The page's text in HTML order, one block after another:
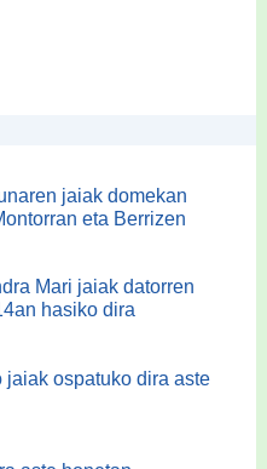
jaiak domekan
eta Berrizen
Mari jaiak datorren
hasiko dira
jaiak ospatuko dira aste